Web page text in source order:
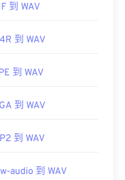
definition/12636/
到 WAV
到 WAV
到 WAV
到 WAV
到 WAV
audio 到 WAV